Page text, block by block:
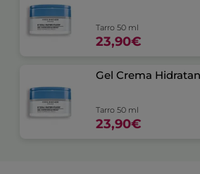
Tarro 50 ml
23,90€
Gel Crema
Tarro 50 ml
23,90€